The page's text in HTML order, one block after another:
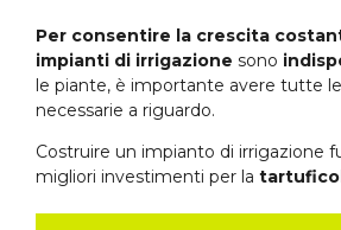
Per consentire la crescita
impianti di irrigazione sono
le piante, è importante avere tutte
necessarie a riguardo.
Costruire un impianto di irrigazione
migliori investimenti per la